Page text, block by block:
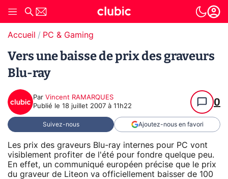
Accueil PC & Gaming
Vers une baisse de prix des graveurs
Blu-ray
Par Vincent RAMARQUES
Publié le 18 juillet 2007 à 11h22 0
Suivez-nous Ajoutez-nous en favori
Les prix des graveurs Blu-ray internes pour PC vont
visiblement profiter de l'été pour fondre quelque peu.
En effet, un communiqué européen précise que le prix
du graveur de Liteon va officiellement baisser de 100